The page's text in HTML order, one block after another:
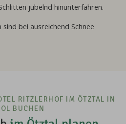
jubelnd hinunterfahren.
sind bei ausreichend Schnee
RITZLERHOF IM ÖTZTAL IN
BUCHEN